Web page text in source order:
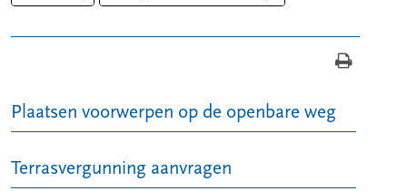
Plaatsen voorwerpen op de openbare weg
Terrasvergunning aanvragen